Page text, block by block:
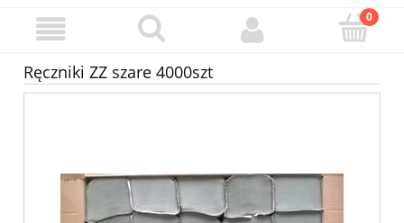
Ręczniki ZZ szare 4000szt